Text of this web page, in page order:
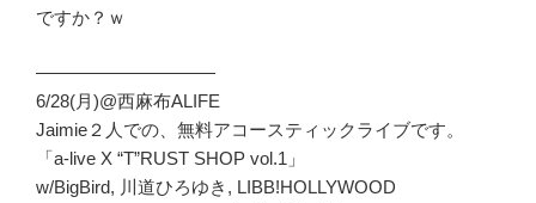
ですか？ｗ
——————————
6/28(月)@西麻布ALIFE
Jaimie２人での、無料アコースティックライブです。
「a-live X “T”RUST SHOP vol.1」
w/BigBird, 川道ひろゆき, LIBB!HOLLYWOOD